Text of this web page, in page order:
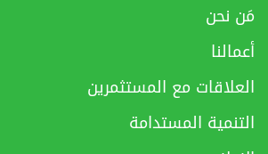
مَن نحن
أعمالنا
العلاقات مع المستثمرين
التنمية المستدامة